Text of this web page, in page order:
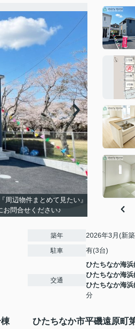
周辺物件まとめて見たい』
お問合せください♪
築年 2026年3月(新
駐車 有(3台)
交通
ひたちなか海浜
ひたちなか海浜
ひたちなか海浜
分
ひたちなか市平磯遠原